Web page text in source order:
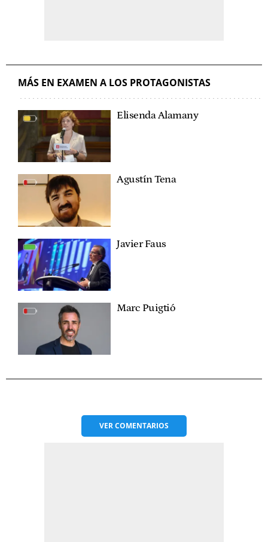
MÁS EN EXAMEN A LOS PROTAGONISTAS
Elisenda Alamany
Agustín Tena
Javier Faus
Marc Puigtió
VERCOMENTARIOS